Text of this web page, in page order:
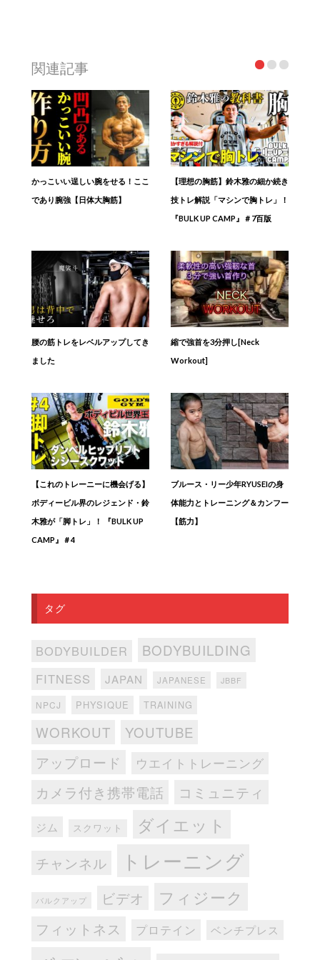
関連記事
かっこいい逞しい腕をせる！ここ
であり腕強【日体大胸筋】
【理想の胸筋】鈴木雅の細か続き
技トレ解説「マシンで胸トレ」！
『BULK UP CAMP』＃7百版
腰の筋トレをレベルアップしてき
ました
縮で強首を3分押し[Neck
Workout]
【これのトレーニーに機会げる】
ボディービル界のレジェンド・鈴
木雅が「脚トレ」！ 『BULK UP
CAMP』＃4
ブルース・リー少年RYUSEIの身
体能力とトレーニング＆カンフー
【筋力】
タグ
BODYBUILDER BODYBUILDING
FITNESS JAPAN JAPANESE JBBF
NPCJ PHYSIQUE TRAINING
WORKOUT
YOUTUBE
アップロード
ウエイトトレーニング
カメラ付き携帯電話 コミュニティ
ジム スクワット ダイエット
チャンネル トレーニング
バルクアップ ビデオ フィジーク
フィットネス プロテイン ベンチプレス